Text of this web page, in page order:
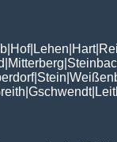
Hof| Lehen Hart|
Mitterberg
| Stein
Gschwendt|